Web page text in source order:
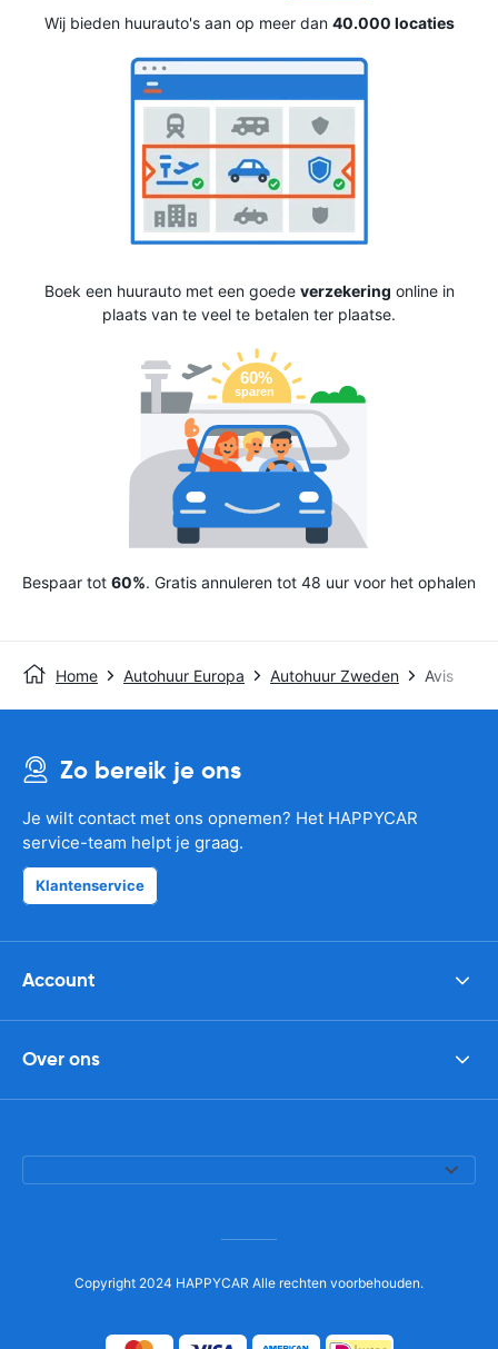
Wij bieden huurauto's aan op meer dan 40.000 locaties
Boek een huurauto met een goede verzekering online in
plaats van te veel te betalen ter plaatse.
Bespaar tot 60%. Gratis annuleren tot 48 uur voor het ophalen
Home Autohuur Europa Autohuur Zweden Avis
Zo bereik je ons
Je wilt contact met ons opnemen? Het HAPPYCAR
service-team helpt je graag.
Klantenservice
Account
Over ons
Copyright 2024 HAPPYCAR Alle rechten voorbehouden.